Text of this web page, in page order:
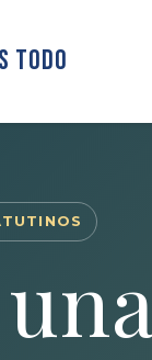
Todo